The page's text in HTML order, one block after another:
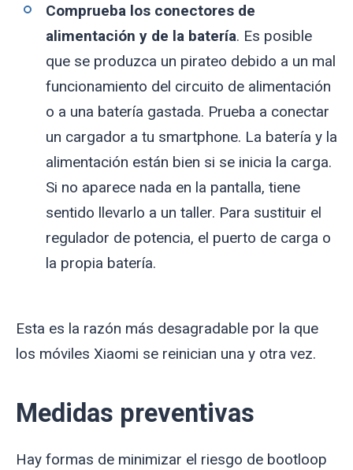
Comprueba los conectores de
alimentación y de la batería. Es posible
que se produzca un pirateo debido a un mal
funcionamiento del circuito de alimentación
o a una batería gastada. Prueba a conectar
un cargador a tu smartphone. La batería y la
alimentación están bien si se inicia la carga.
Si no aparece nada en la pantalla, tiene
sentido llevarlo a un taller. Para sustituir el
regulador de potencia, el puerto de carga o
la propia batería.
Esta es la razón más desagradable por la que
los móviles Xiaomi se reinician una y otra vez.
Medidas preventivas
Hay formas de minimizar el riesgo de bootloop